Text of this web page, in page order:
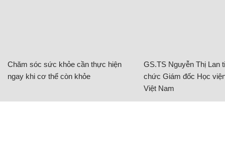
Chăm sóc sức khỏe cần thực hiện
ngay khi cơ thể còn khỏe
GS.TS Nguyễn Thị Lan
chức Giám đốc Học
Việt Nam